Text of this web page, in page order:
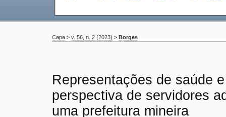
Capa > v. 56, n. 2 (2023) > Borges
Representações de saúde
perspectiva de servidores
uma prefeitura mineira